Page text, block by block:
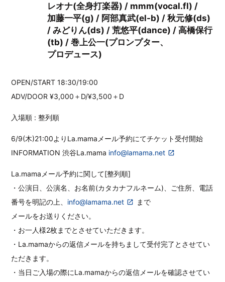
レオナ(全身打楽器) / mmm(vocal.fl) /
加藤一平(g) / 阿部真武(el-b) / 秋元修(ds)
/ みどりん(ds) / 荒悠平(dance) / 高橋保行
(tb) / 巻上公一(プロンプター、
プロデュース)
OPEN/START 18:30/19:00
ADV/DOOR ¥3,000＋D/¥3,500＋D
入場順 : 整列順
6/9(木)21:00よりLa.mamaメール予約にてチケット受付開始
INFORMATION 渋谷La.mama info@lamama.net
La.mamaメール予約に関して[整列順]
・公演日、公演名、お名前(カタカナフルネーム)、ご住所、電話
番号を明記の上、 info@lamama.net
まで
メールをお送りください。
・お一人様2枚までとさせていただきます。
・La.mamaからの返信メールを持ちまして受付完了とさせてい
ただきます。
・当日ご入場の際にLa.mamaからの返信メールを確認させてい